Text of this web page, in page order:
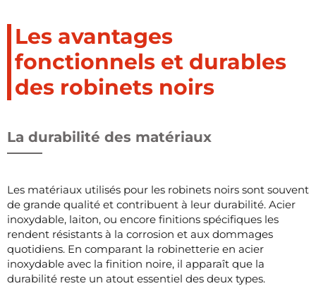
Les avantages
fonctionnels et durables
des robinets noirs
La durabilité des matériaux
Les matériaux utilisés pour les robinets noirs sont souvent
de grande qualité et contribuent à leur durabilité. Acier
inoxydable, laiton, ou encore finitions spécifiques les
rendent résistants à la corrosion et aux dommages
quotidiens. En comparant la robinetterie en acier
inoxydable avec la finition noire, il apparaît que la
durabilité reste un atout essentiel des deux types.